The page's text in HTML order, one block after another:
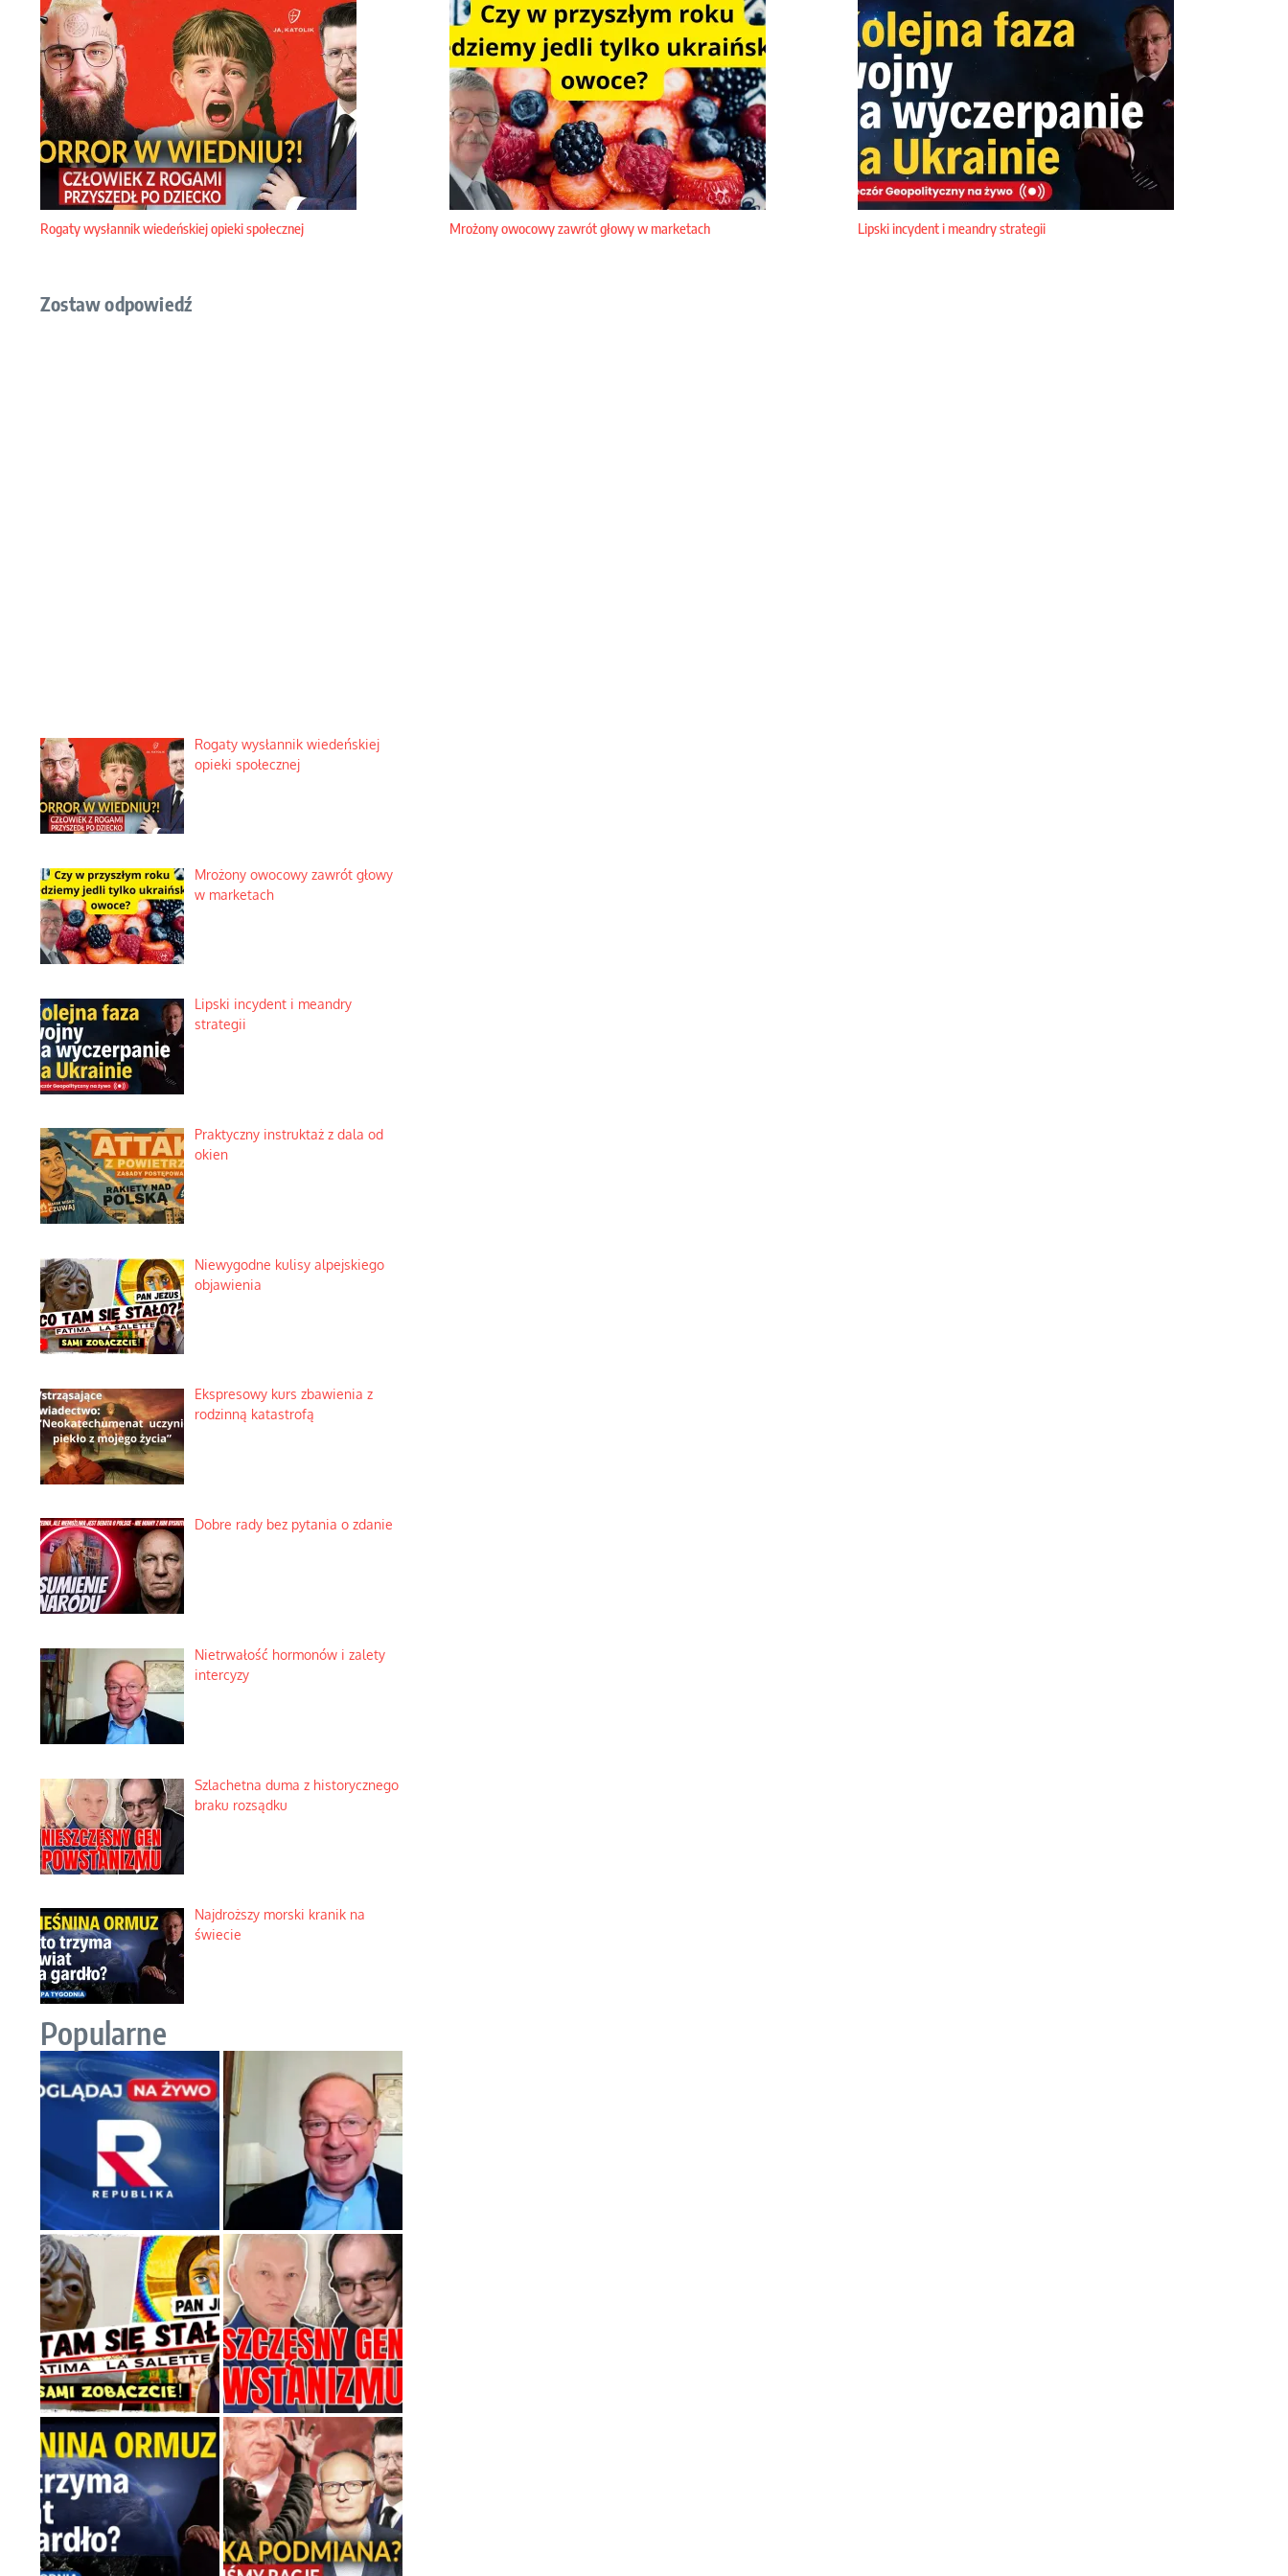
Rogaty wysłannik wiedeńskiej opieki społecznej Mrożony owocowy zawrót głowy w marketach Lipski incydent i meandry strategii
Zostaw odpowiedź
Rogaty wysłannik wiedeńskiej
opieki społecznej
Mrożony owocowy zawrót głowy
w marketach
Lipski incydent i meandry
strategii
Praktyczny instruktaż z dala od
okien
Niewygodne kulisy alpejskiego
objawienia
Ekspresowy kurs zbawienia z
rodzinną katastrofą
Dobre rady bez pytania o zdanie
Nietrwałość hormonów i zalety
intercyzy
Szlachetna duma z historycznego
braku rozsądku
Najdroższy morski kranik na
świecie
Popularne